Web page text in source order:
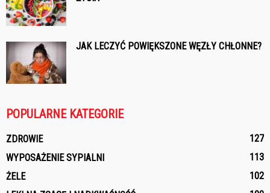
JAK LECZYĆ POWIĘKSZONE WĘZŁY CHŁONNE?
POPULARNE KATEGORIE
ZDROWIE
127
WYPOSAŻENIE SYPIALNI
113
ŻELE
102